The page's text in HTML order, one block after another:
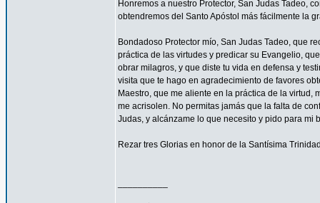
Honremos a nuestro Protector, San Judas Tadeo,
obtendremos del Santo Apóstol más fácilmente la
Bondadoso Protector mío, San Judas Tadeo, que
práctica de las virtudes y predicar su Evangelio,
obrar milagros, y que diste tu vida en defensa y
visita que te hago en agradecimiento de favores
Maestro, que me aliente en la práctica de la
me acrisolen. No permitas jamás que la falta de
Judas, y alcánzame lo que necesito y pido para mi
Rezar tres Glorias en honor de la Santísima